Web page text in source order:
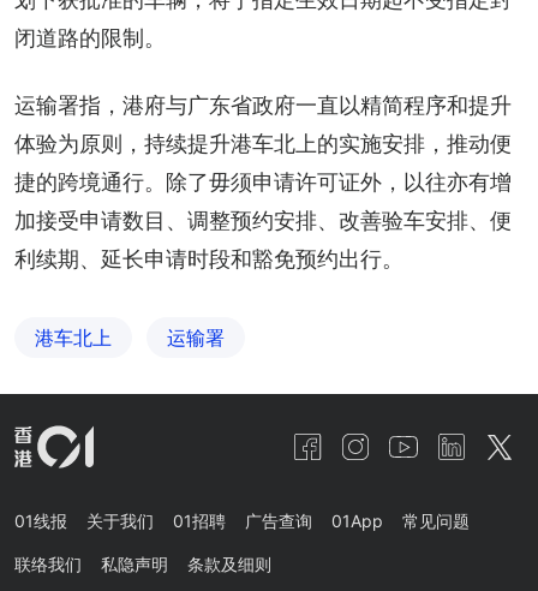
闭道路的限制。
运输署指，港府与广东省政府一直以精简程序和提升
体验为原则，持续提升港车北上的实施安排，推动便
捷的跨境通行。除了毋须申请许可证外，以往亦有增
加接受申请数目、调整预约安排、改善验车安排、便
利续期、延长申请时段和豁免预约出行。
港车北上 运输署
01线报 关于我们 01招聘 广告查询 01App 常见问题
联络我们 私隐声明 条款及细则